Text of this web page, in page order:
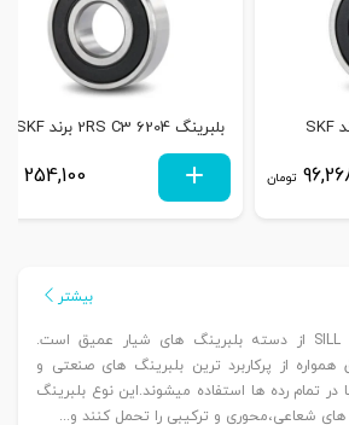
تومان
بلبرینگ 6204 2RS C3 برند SKF
254,100
بیشتر
بلبرینگ 6301 2RS برند SILL از دسته بلبرینگ های شیار عمیق است.
از پرکاربرد ترین بلبرینگ های صنعتی و
تمام رده ها استفاده میشوند.این نوع بلبرینگ
های شعاعی،محوری و ترکیبی را تحمل کنند و...